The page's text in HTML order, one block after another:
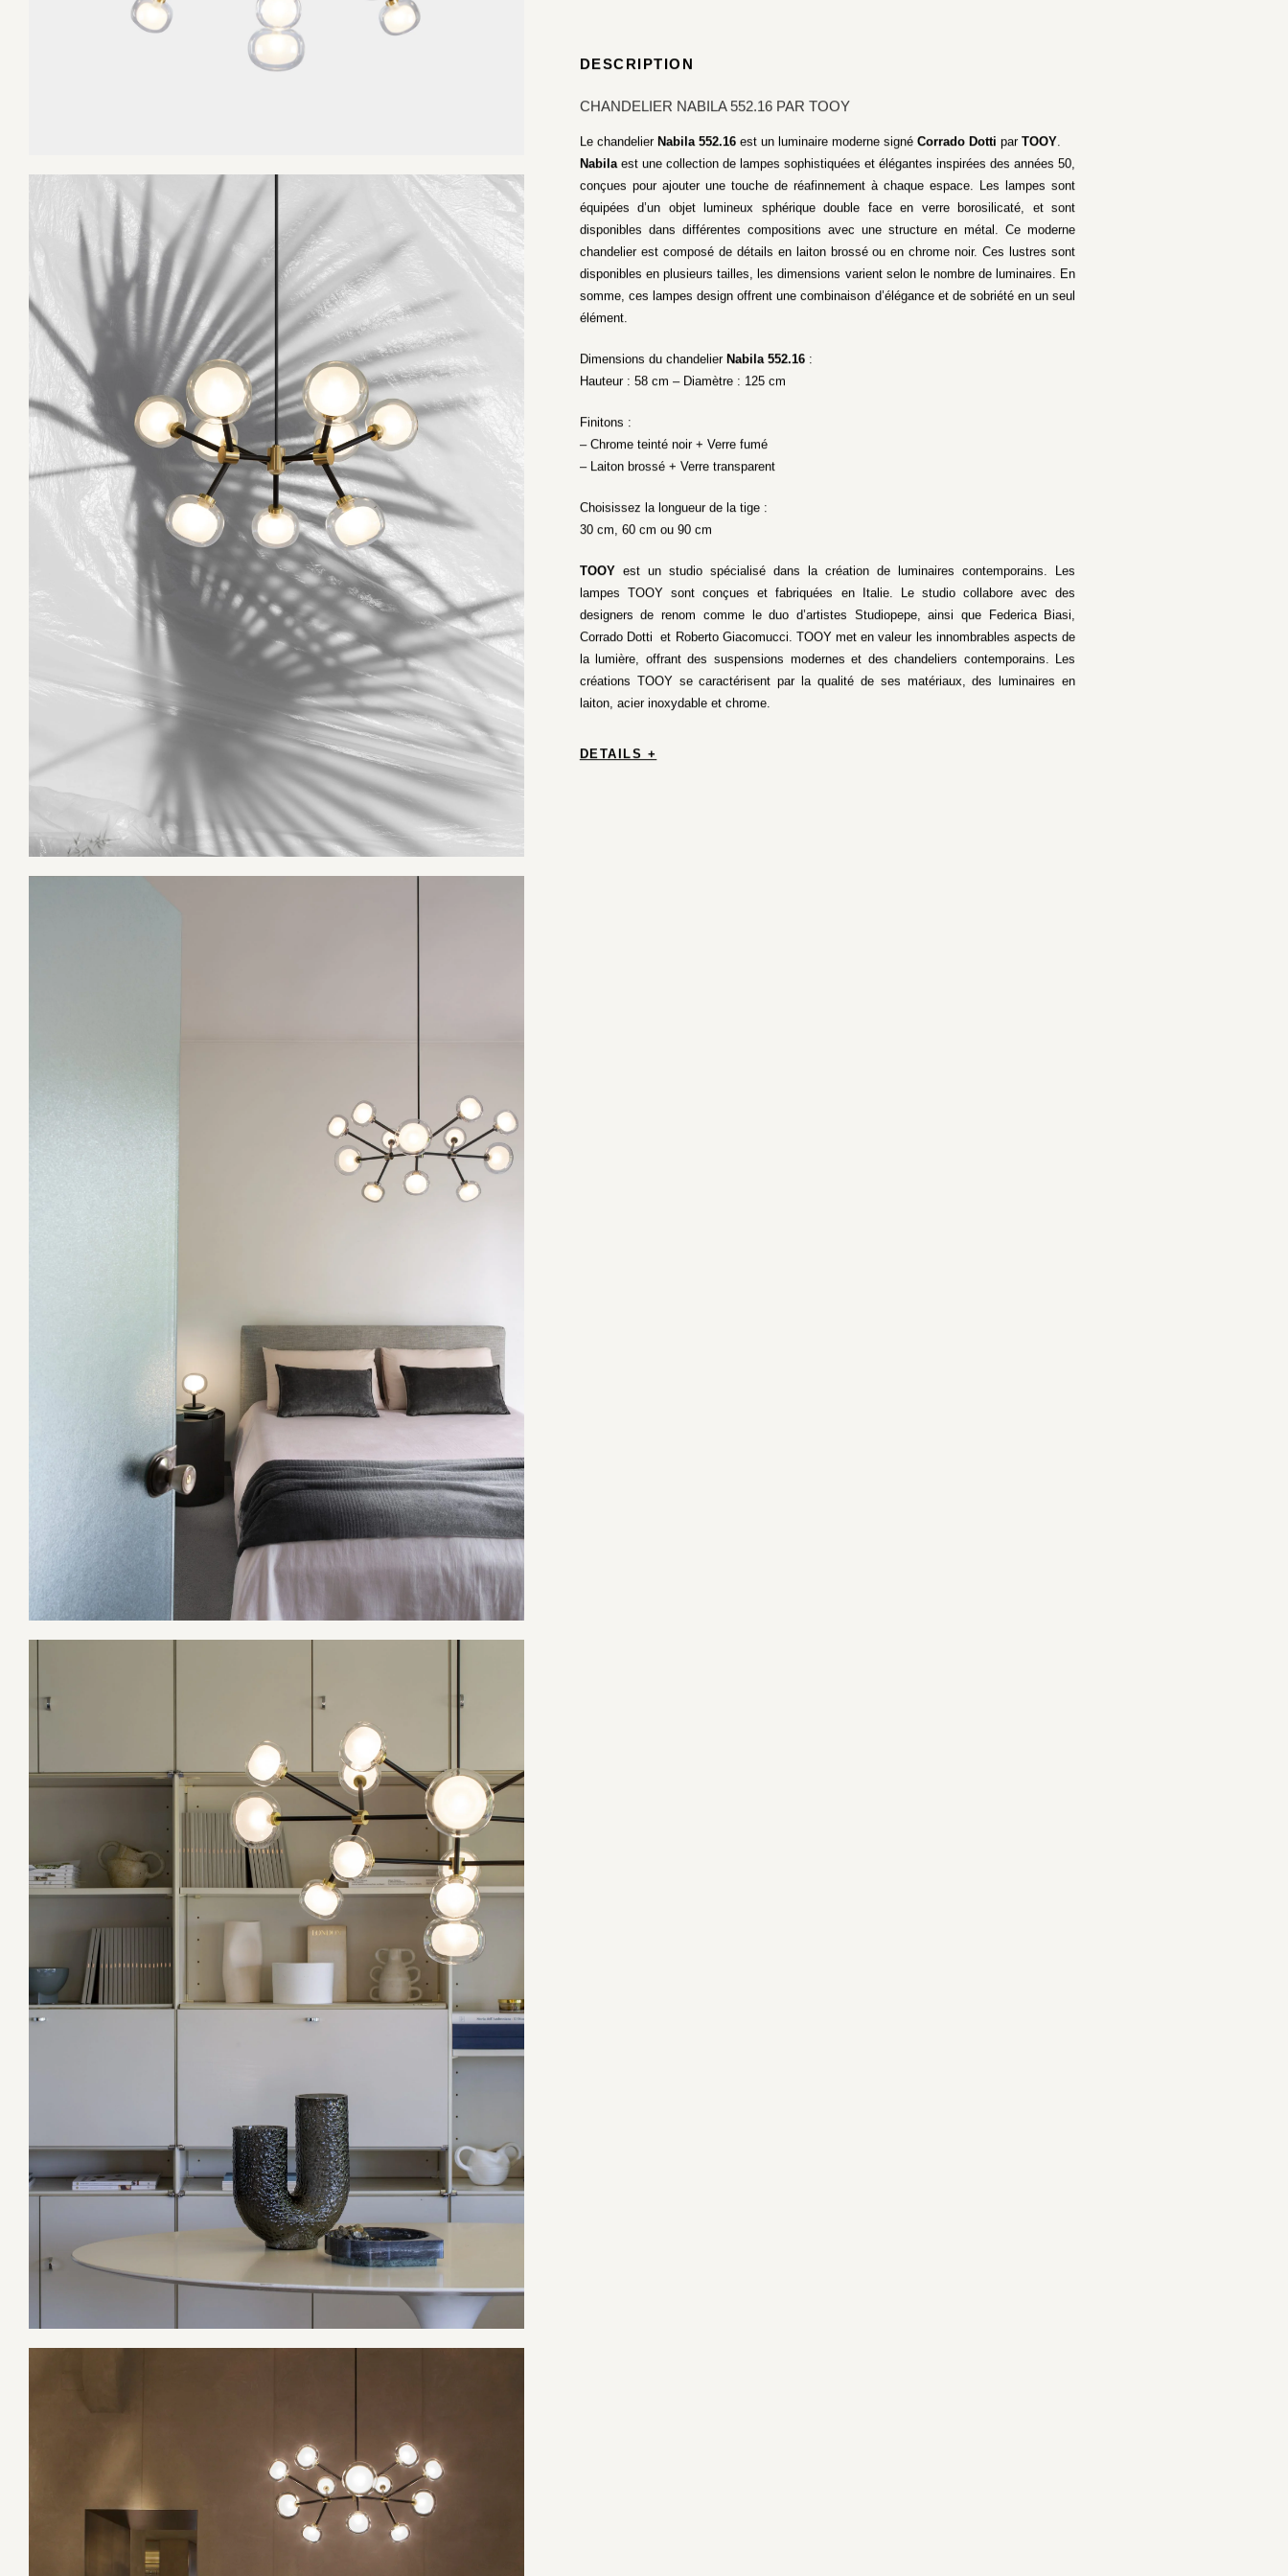
DESCRIPTION
CHANDELIER NABILA 552.16 PAR TOOY
Le chandelier Nabila 552.16est un luminaire moderne signé Corrado Dotti par TOOY.
Nabilaest une collection de lampes sophistiquées et élégantes inspirées des années 50,
conçues pour ajouter une touche de réafinnement à chaque espace. Les lampes sont
équipées d’un objet lumineux sphérique double face en verre borosilicaté, et sont
disponibles dans différentes compositions avec une structure en métal. Ce moderne
chandelier est composé de détails en laiton brossé ou en chrome noir. Ces lustres sont
disponibles en plusieurs tailles, les dimensions varient selon le nombre de luminaires. En
somme, ces lampes design offrent une combinaison d’élégance et de sobriété en un seul
élément.
Dimensions du chandelier Nabila 552.16:
Hauteur : 58 cm – Diamètre : 125 cm
Finitons :
– Chrome teinté noir + Verre fumé
– Laiton brossé + Verre transparent
Choisissez la longueur de la tige :
30 cm, 60 cm ou 90 cm
TOOYest un studio spécialisé dans la création de luminaires contemporains. Les
lampes TOOY sont conçues et fabriquées en Italie. Le studio collabore avec des
designers de renom comme le duo d’artistes Studiopepe, ainsi que Federica Biasi,
Corrado Dotti et Roberto Giacomucci. TOOY met en valeur les innombrables aspects de
la lumière, offrant des suspensions modernes et des chandeliers contemporains. Les
créations TOOY se caractérisent par la qualité de ses matériaux, des luminaires en
laiton, acier inoxydable et chrome.
DETAILS +